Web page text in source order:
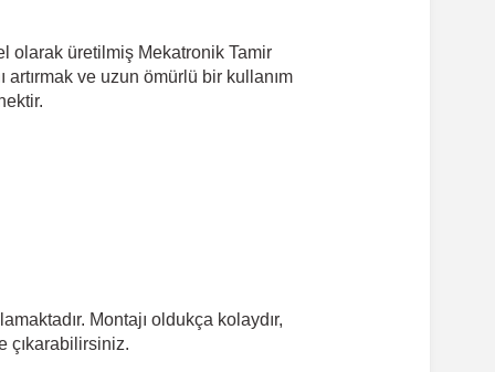
olarak üretilmiş Mekatronik Tamir
artırmak ve uzun ömürlü bir kullanım
Montajı oldukça kolaydır,
çıkarabilirsiniz.